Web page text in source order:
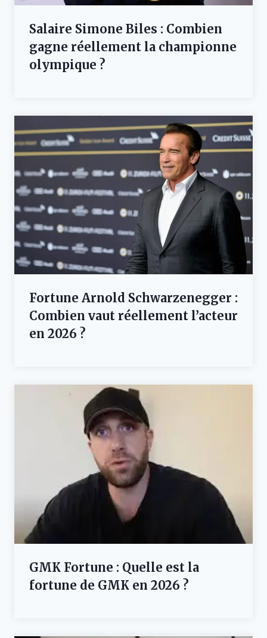
Salaire Simone Biles : Combien
gagne réellement la championne
olympique ?
Fortune Arnold Schwarzenegger :
Combien vaut réellement l’acteur
en 2026 ?
GMK Fortune : Quelle est la
fortune de GMK en 2026 ?